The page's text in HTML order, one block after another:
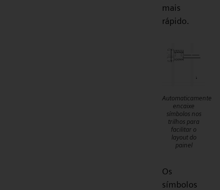
mais
rápido.
Automaticamente
encaixe
símbolos nos
trilhos para
facilitar o
layout do
painel
Os
símbolos